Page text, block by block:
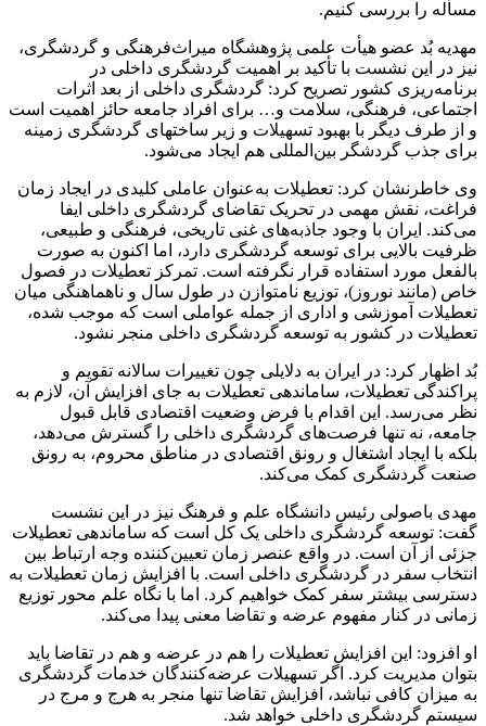
مسأله را بررسی کنیم.
مهدیه بُد عضو هیأت علمی پژوهشگاه میراث‌فرهنگی و گردشگری،
نیز در این نشست با تأکید بر اهمیت گردشگری داخلی در
برنامه‌ریزی کشور تصریح کرد: گردشگری داخلی از بعد اثرات
اجتماعی، فرهنگی، سلامت و… برای افراد جامعه حائز اهمیت است
و از طرف دیگر با بهبود تسهیلات و زیر ساختهای گردشگری زمینه
برای جذب گردشگر بین‌المللی هم ایجاد می‌شود.
وی خاطرنشان کرد: تعطیلات به‌عنوان عاملی کلیدی در ایجاد زمان
فراغت، نقش مهمی در تحریک تقاضای گردشگری داخلی ایفا
می‌کند. ایران با وجود جاذبه‌های غنی تاریخی، فرهنگی و طبیعی،
ظرفیت بالایی برای توسعه گردشگری دارد، اما اکنون به صورت
بالفعل مورد استفاده قرار نگرفته است. تمرکز تعطیلات در فصول
خاص (مانند نوروز)، توزیع نامتوازن در طول سال و ناهماهنگی میان
تعطیلات آموزشی و اداری از جمله عواملی است که موجب شده،
تعطیلات در کشور به توسعه گردشگری داخلی منجر نشود.
بُد اظهار کرد: در ایران به دلایلی چون تغییرات سالانه تقویم و
پراکندگی تعطیلات، ساماندهی تعطیلات به جای افزایش آن، لازم به
نظر می‌رسد. این اقدام با فرض وضعیت اقتصادی قابل قبول
جامعه، نه تنها فرصت‌های گردشگری داخلی را گسترش می‌دهد،
بلکه با ایجاد اشتغال و رونق اقتصادی در مناطق محروم، به رونق
صنعت گردشگری کمک می‌کند.
مهدی باصولی رئیس دانشگاه علم و فرهنگ نیز در این نشست
گفت: توسعه گردشگری داخلی یک کل است که ساماندهی تعطیلات
جزئی از آن است. در واقع عنصر زمان تعیین‌کننده وجه ارتباط بین
انتخاب سفر در گردشگری داخلی است. با افزایش زمان تعطیلات به
دسترسی بیشتر سفر کمک خواهیم کرد. اما با نگاه علم محور توزیع
زمانی در کنار مفهوم عرضه و تقاضا معنی پیدا می‌کند.
او افزود: این افزایش تعطیلات را هم در عرضه و هم در تقاضا باید
بتوان مدیریت کرد. اگر تسهیلات عرضه‌کنندگان خدمات گردشگری
به میزان کافی نباشد، افزایش تقاضا تنها منجر به هرج و مرج در
سیستم گردشگری داخلی خواهد شد.